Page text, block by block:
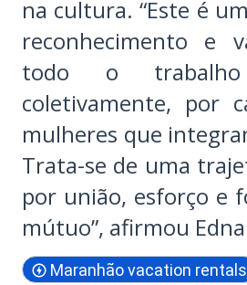
na cultura. “Este é
reconhecimento e
todo o trabalho
coletivamente, por
mulheres que
Trata-se de uma
por união, esforço e
mútuo”, afirmou
Maranhão vacation rentals